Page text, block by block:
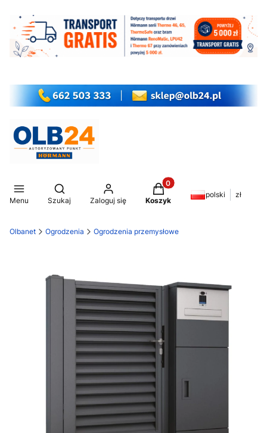
Menu
Otwórz wyszukiwarkę
Szukaj Zaloguj się
Produkty w koszyku: 0.
Koszyk
polski zł
Olbanet Ogrodzenia Ogrodzenia przemysłowe